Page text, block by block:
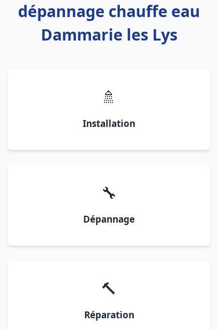
dépannage chauffe eau
Dammarie les Lys
🚿
Installation
🔧
Dépannage
🔨
Réparation